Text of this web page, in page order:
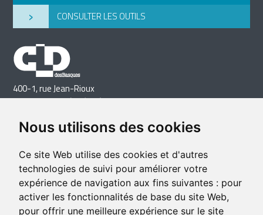
Nous utilisons des cookies
Ce site Web utilise des cookies et d'autres
technologies de suivi pour améliorer votre
expérience de navigation aux fins suivantes : pour
activer les fonctionnalités de base du site Web,
pour offrir une meilleure expérience sur le site
› CONSULTER LES OUTILS
400-1, rue Jean-Rioux
Trois-Pistoles (Québec) G0L 4K0
Télécopieur: 418 851-1237